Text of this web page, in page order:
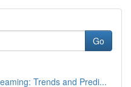
Go
Trends and Predi...